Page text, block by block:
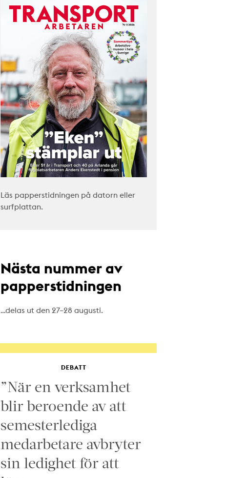
Läs papperstidningen på datorn eller
surfplattan.
Nästa nummer av
papperstidningen
…delas ut den 27–28 augusti.
DEBATT
”När en verksamhet
blir beroende av att
semesterlediga
medarbetare avbryter
sin ledighet för att